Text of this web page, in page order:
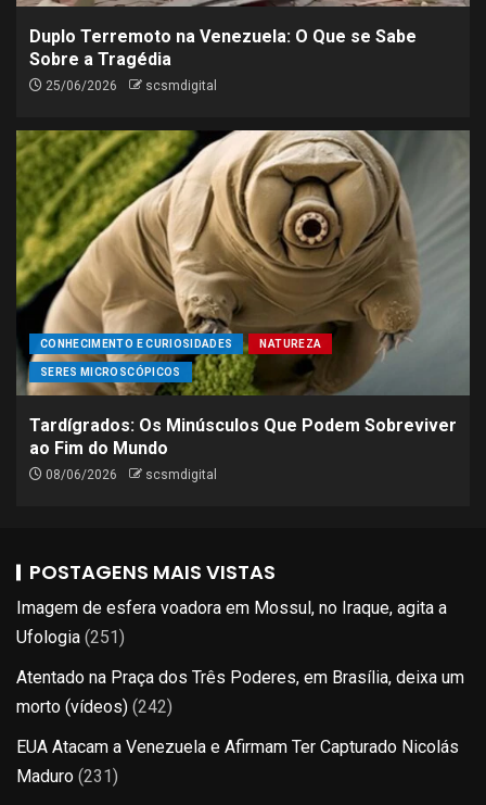
Duplo Terremoto na Venezuela: O Que se Sabe
Sobre a Tragédia
25/06/2026 scsmdigital
CONHECIMENTO E CURIOSIDADES NATUREZA
SERES MICROSCÓPICOS
Tardígrados: Os Minúsculos Que Podem Sobreviver
ao Fim do Mundo
08/06/2026 scsmdigital
POSTAGENS MAIS VISTAS
Imagem de esfera voadora em Mossul, no Iraque, agita a
Ufologia (251)
Atentado na Praça dos Três Poderes, em Brasília, deixa um
morto (vídeos) (242)
EUA Atacam a Venezuela e Afirmam Ter Capturado Nicolás
Maduro (231)